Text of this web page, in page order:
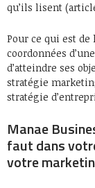
qu’ils lisent
Pour ce qui est
coordonnées
d’atteindre ses
stratégie
stratégie
Manae
faut dans
votre